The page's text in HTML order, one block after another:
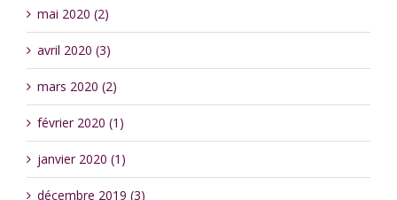
mai 2020 (2)
avril 2020 (3)
mars 2020 (2)
février 2020 (1)
janvier 2020 (1)
décembre 2019 (3)